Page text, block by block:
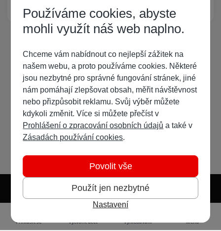
Žádný registrovaný uživatel si neprohlíží tuto stránku
Světlý režim Předvolba systému
Přihlásit se Vytvořit účet Vyhledávání Menu
Používáme cookies, abyste
mohli využít náš web naplno.
Chceme vám nabídnout co nejlepší zážitek na
našem webu, a proto používáme cookies. Některé
jsou nezbytné pro správné fungování stránek, jiné
nám pomáhají zlepšovat obsah, měřit návštěvnost
nebo přizpůsobit reklamu. Svůj výběr můžete
kdykoli změnit. Více si můžete přečíst v
Prohlášení o zpracování osobních údajů a také v
Zásadách používání cookies.
Použít jen nezbytné
Povolit vše
Nastavení